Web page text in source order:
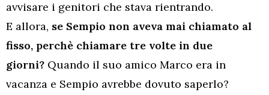
avvisare i genitori che stava rientrando.
E allora, se Sempio non aveva mai chiamato al
fisso, perchè chiamare tre volte in due
giorni? Quando il suo amico Marco era in
vacanza e Sempio avrebbe dovuto saperlo?